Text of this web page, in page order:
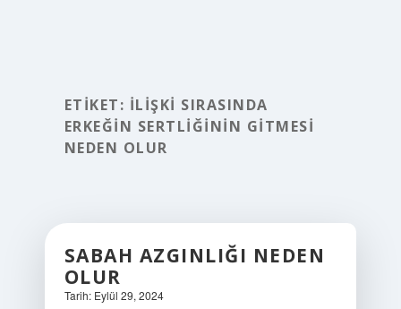
ETIKET: İLIŞKI SIRASINDA
ERKEĞIN SERTLIĞININ GITMESI
NEDEN OLUR
SABAH AZGINLIĞI NEDEN
OLUR
Tarih: Eylül 29, 2024